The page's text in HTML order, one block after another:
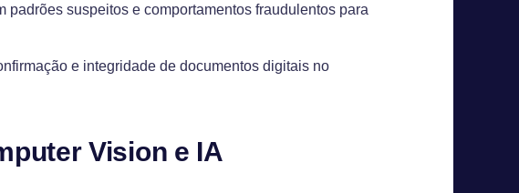
padrões suspeitos e comportamentos fraudulentos para
e integridade de documentos digitais no
Vision e IA